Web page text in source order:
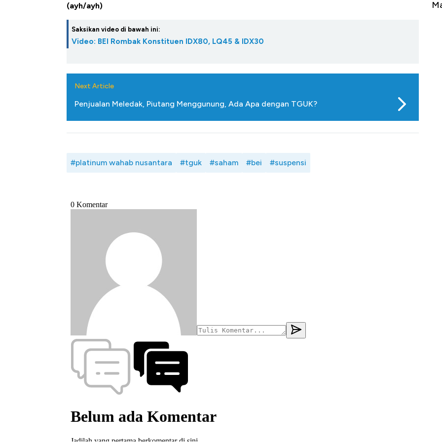
(ayh/ayh)
Saksikan video di bawah ini:
Video: BEI Rombak Konstituen IDX80, LQ45 & IDX30
Next Article
Penjualan Meledak, Piutang Menggunung, Ada Apa dengan TGUK?
#platinum wahab nusantara #tguk #saham #bei #suspensi
Tembaga Terbang ke Zona Berbahaya